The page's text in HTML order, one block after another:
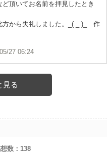
頂いてお名前を拝見したとき
方から失礼しました。_(._.)_ 作
27 06:24
見る
数： 138